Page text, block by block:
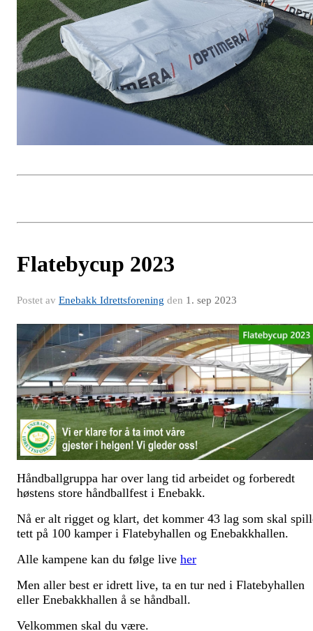
Flatebycup 2023
Postet av Enebakk Idrettsforening den 1. sep 2023
Håndballgruppa har over lang tid arbeidet og forberedt
høstens store håndballfest i Enebakk.
Nå er alt rigget og klart, det kommer 43 lag som skal
tett på 100 kamper i Flatebyhallen og Enebakkhallen.
Alle kampene kan du følge live her
Men aller best er idrett live, ta en tur ned i Flatebyhallen
eller Enebakkhallen å se håndball.
Velkommen skal du være.